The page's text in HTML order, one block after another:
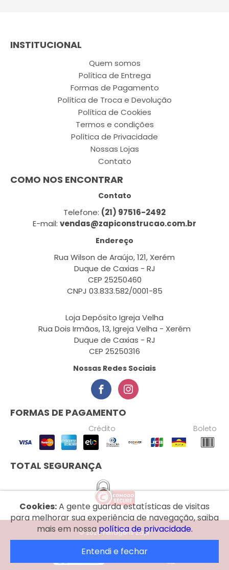
INSTITUCIONAL
Quem somos
Política de Entrega
Formas de Pagamento
Política de Troca e Devolução
Política de Cookies
Termos e condições
Política de Privacidade
Nossas Lojas
Contato
COMO NOS ENCONTRAR
Contato
Telefone: (21) 97516-2492
E-mail: vendas@zapiconstrucao.com.br
Endereço
Rua Wilson de Araújo, 121, Xerém
Duque de Caxias - RJ
CEP 25250460
CNPJ 03.833.582/0001-85
Loja Depósito Igreja Velha
Rua Dois Irmãos, 13, Igreja Velha - Xerém
Duque de Caxias - RJ
CEP 25250316
Nossas Redes Sociais
FORMAS DE PAGAMENTO
Crédito Boleto
TOTAL SEGURANÇA
Cookies:A gente guarda estatísticas de visitas
para melhorar sua experiência de navegação, saiba
mais em nossapolítica de privacidade.
Entendi e fechar
© 2026 Ferragens Zapi.